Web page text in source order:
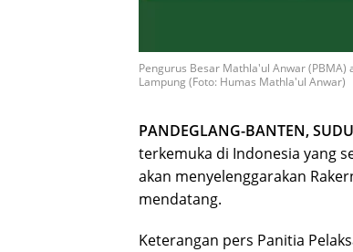
Pengurus Besar Mathla'ul Anwar
Lampung (Foto: Humas Mathla'ul Anwar)
PANDEGLANG-BANTEN,
terkemuka di Indonesia yang
akan menyelenggarakan
mendatang.
Keterangan pers Panitia